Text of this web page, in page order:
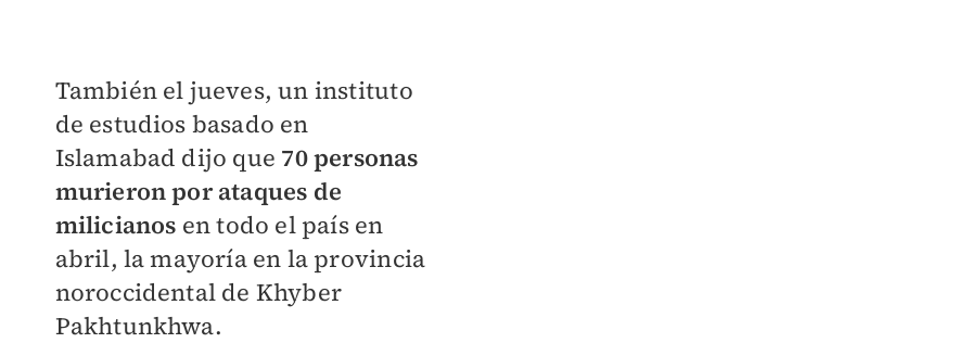
También el jueves, un instituto
de estudios basado en
Islamabad dijo que 70 personas
murieron por ataques de
milicianos en todo el país en
abril, la mayoría en la provincia
noroccidental de Khyber
Pakhtunkhwa.